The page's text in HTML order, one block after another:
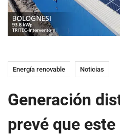
Energía renovable Noticias
Generación
prevé que este